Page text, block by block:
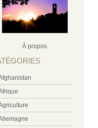
À propos